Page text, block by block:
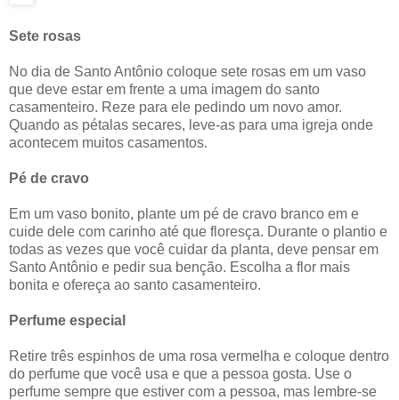
Sete rosas
No dia de Santo Antônio coloque sete rosas em um vaso
que deve estar em frente a uma imagem do santo
casamenteiro. Reze para ele pedindo um novo amor.
Quando as pétalas secares, leve-as para uma igreja onde
acontecem muitos casamentos.
Pé de cravo
Em um vaso bonito, plante um pé de cravo branco em e
cuide dele com carinho até que floresça. Durante o plantio e
todas as vezes que você cuidar da planta, deve pensar em
Santo Antônio e pedir sua benção. Escolha a flor mais
bonita e ofereça ao santo casamenteiro.
Perfume especial
Retire três espinhos de uma rosa vermelha e coloque dentro
do perfume que você usa e que a pessoa gosta. Use o
perfume sempre que estiver com a pessoa, mas lembre-se